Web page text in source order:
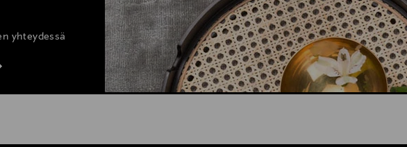
yhteydessä